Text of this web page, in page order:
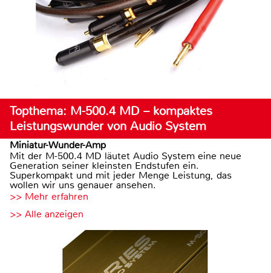
Topthema: M-500.4 MD – kompaktes
Leistungswunder von Audio System
Miniatur-Wunder-Amp
Mit der M-500.4 MD läutet Audio System eine neue
Generation seiner kleinsten Endstufen ein.
Superkompakt und mit jeder Menge Leistung, das
wollen wir uns genauer ansehen.
>> Mehr erfahren
>> Alle anzeigen